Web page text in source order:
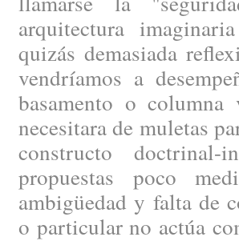
arquitectura
quizás demasiada
vendríamos a
basamento o
necesitara de muletas
constructo doctrinal-
propuestas poco
ambigüedad y falta de
o particular no actúa